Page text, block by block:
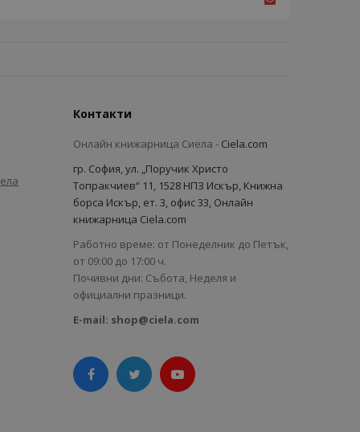
Контакти
Онлайн книжарница Сиела - Ciela.com
гр. София, ул. „Поручик Христо
Топракчиев“ 11, 1528 НПЗ Искър, Книжна
борса Искър, ет. 3, офис 33, Онлайн
книжарница Ciela.com
Работно време: от Понеделник до Петък,
от 09:00 до 17:00 ч.
Почивни дни: Събота, Неделя и
официални празници.
E-mail: shop@ciela.com